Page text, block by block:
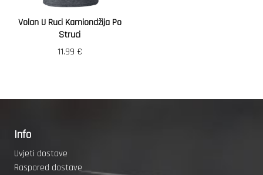
Volan U Ruci Kamiondžija Po
Struci
11.99 €
Info
Uvjeti dostave
Raspored dostave